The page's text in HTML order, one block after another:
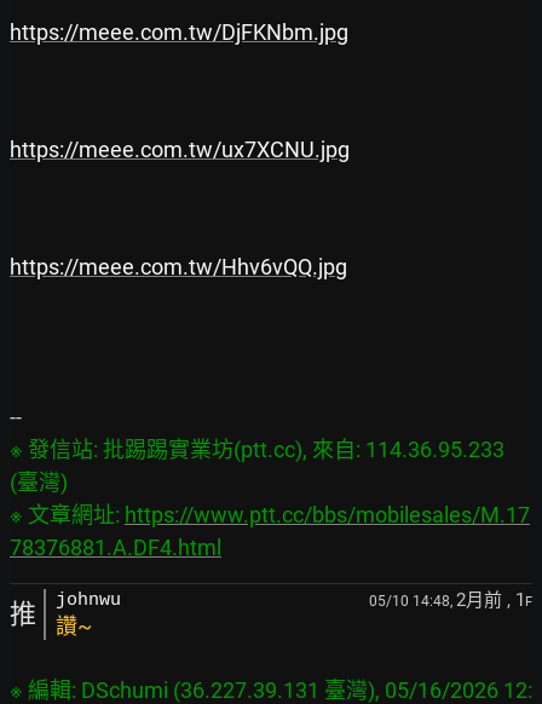
https://meee.com.tw/DjFKNbm.jpg
https://meee.com.tw/ux7XCNU.jpg
https://meee.com.tw/Hhv6vQQ.jpg
※ 發信站: 批踢踢實業坊(ptt.cc), 來自: 114.36.95.233
(臺灣)
※ 文章網址: https://www.ptt.cc/bbs/mobilesales/M.17
78376881.A.DF4.html
推 johnwu 05/10 14:48, 2月前 , 1 F
讚~
※ 編輯: DSchumi (36.227.39.131 臺灣), 05/16/2026 12: